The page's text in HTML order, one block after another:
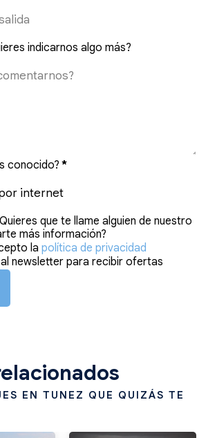
indicarnos algo más?
conocido? *
que te llame alguien de nuestro
más información?
la política de privacidad
newsletter para recibir ofertas
EN TUNEZ QUE QUIZÁS TE